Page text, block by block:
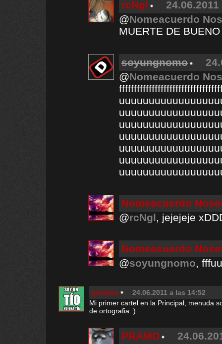
rcNgl
@Nomeacuerdo
MUERTE DE
soyungnomo
@Nomeacuerdo
Nomeacuerdo
@rcNgl, jejejeje
Nomeacuerdo
@soyungnomo,
plastica
24.06.2011 a las 14:52
Mi primer cartel en la Principal, menuda
de ortografia :)
PRAMD